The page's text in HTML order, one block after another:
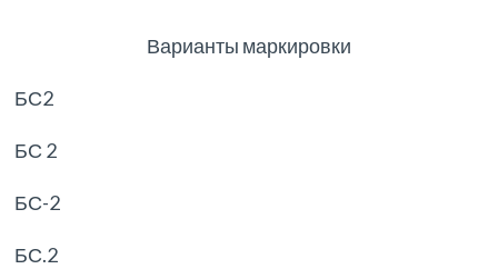
Варианты маркировки
БС2
БС 2
БС-2
БС.2